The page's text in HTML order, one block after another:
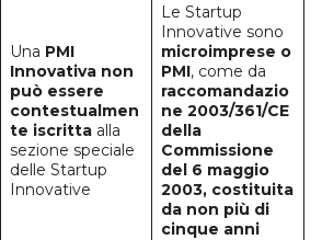
Una PMI
Innovativa non
può essere
contestualmen
te iscritta alla
sezione speciale
delle Startup
Innovative
Le Startup
Innovative sono
microimprese o
PMI, come da
raccomandazio
ne 2003/361/CE
della
Commissione
del 6 maggio
2003, costituita
da non più di
cinque anni